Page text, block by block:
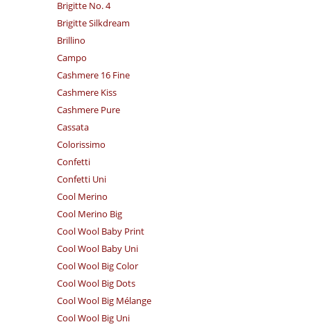
Brigitte No. 4
Brigitte Silkdream
Brillino
Campo
Cashmere 16 Fine
Cashmere Kiss
Cashmere Pure
Cassata
Colorissimo
Confetti
Confetti Uni
Cool Merino
Cool Merino Big
Cool Wool Baby Print
Cool Wool Baby Uni
Cool Wool Big Color
Cool Wool Big Dots
Cool Wool Big Mélange
Cool Wool Big Uni